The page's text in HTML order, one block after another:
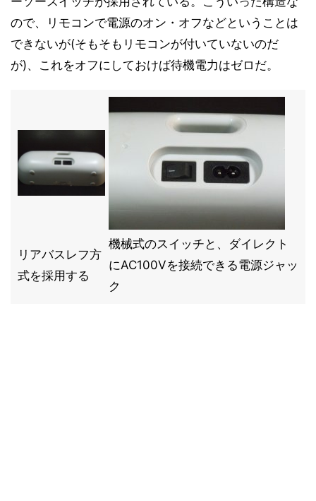
ので、リモコンで電源のオン・オフなどということは
できないが(そもそもリモコンが付いていないのだ
が)、これをオフにしておけば待機電力はゼロだ。
リアバスレフ方
式を採用する
機械式のスイッチと、ダイレクト
にAC100Vを接続できる電源ジャッ
ク